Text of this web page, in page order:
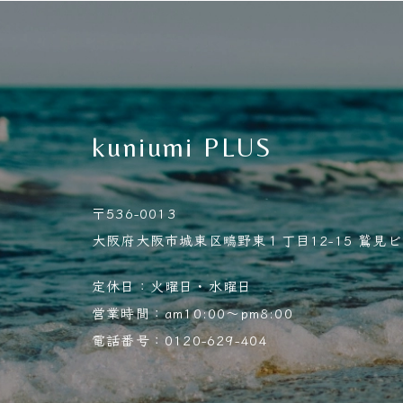
kuniumi PLUS
〒536-0013
大阪府大阪市城東区鴫野東１丁目12-15 鷲見
定休日：火曜日・水曜日
営業時間：am10:00～pm8:00
電話番号：0120-629-404